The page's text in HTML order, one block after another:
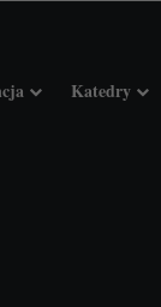
Katedry